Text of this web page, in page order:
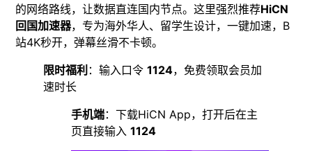
的网络路线，让数据直连国内节点。这里强烈推荐HiCN
回国加速器，专为海外华人、留学生设计，一键加速，B
站4K秒开，弹幕丝滑不卡顿。
限时福利 ：输入口令1124，免费领取会员加
速时长
手机端：下载HiCN App，打开后在主
页直接输入1124